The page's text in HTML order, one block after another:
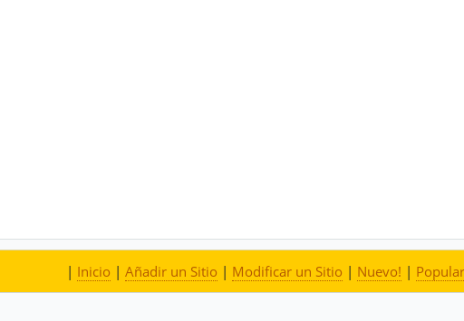
| Inicio | Añadir un Sitio | Modificar un Sitio | Nuevo! |